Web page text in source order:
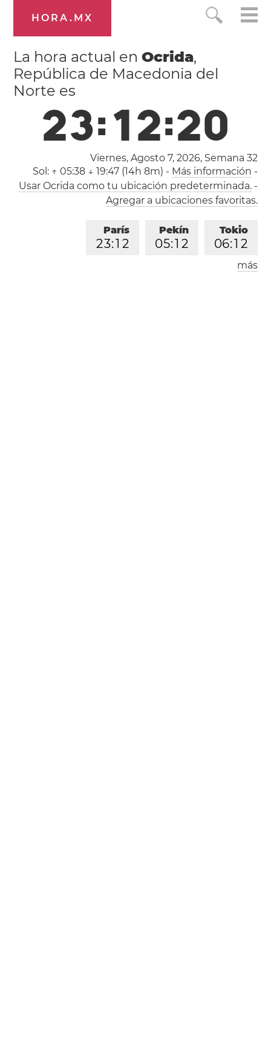
HORA.MX
La hora actual enOcrida,
República de Macedonia del
Norte es
23:12:21
Viernes, Agosto 7, 2026, Semana 32
Sol: ↑ 05:38 ↓ 19:47 (14h 8m) - Más información -
Usar Ocrida como tu ubicación predeterminada.-
Agregar a ubicaciones favoritas.
Tokio
06:1 2
Pekín
05:1 2
París
23:1 2
Londres
más